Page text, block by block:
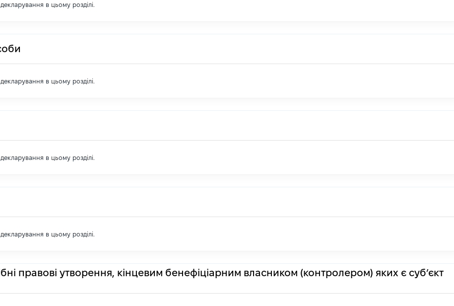
в цьому розділі.
в цьому розділі.
в цьому розділі.
в цьому розділі.
правові утворення, кінцевим бенефіціарним власником (контролером) яких є суб’єкт